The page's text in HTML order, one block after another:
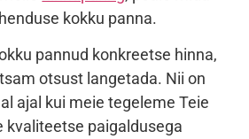
kokku panna.
pannud konkreetse hinna,
otsust langetada. Nii on
ajal kui meie tegeleme Teie
kvaliteetse paigaldusega